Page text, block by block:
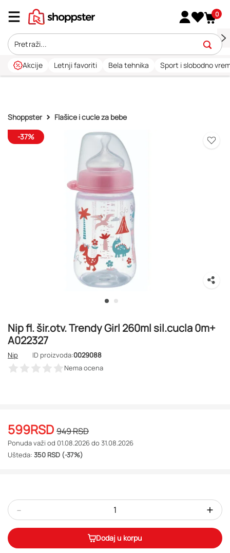
0
Akcije Letnji favoriti Bela tehnika Sport i slobodno
Shoppster
Flašice i cucle za bebe
-37%
Nip fl. šir.otv. Trendy Girl 260ml sil.cucla 0m+
A022327
Nip ID proizvoda:0029088
Nema ocena
599RSD 949RSD
Ponuda važi od 01.08.2026 do 31.08.2026
Ušteda: 350 RSD (-37%)
- +
Dodaj u korpu